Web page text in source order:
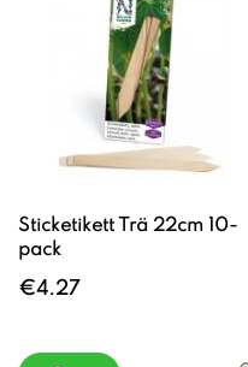
Sticketikett Trä 22cm 10-
pack
€4.27